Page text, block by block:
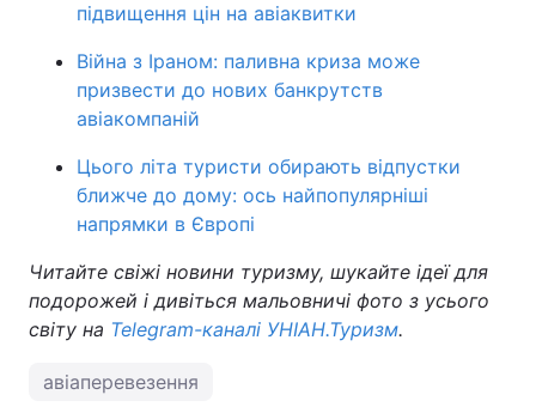
підвищення цін на авіаквитки
Війна з Іраном: паливна криза може
призвести до нових банкрутств
авіакомпаній
Цього літа туристи обирають відпустки
ближче до дому: ось найпопулярніші
напрямки в Європі
Читайте свіжі новини туризму, шукайте ідеї для
подорожей і дивіться мальовничі фото з усього
світу на Telegram-каналі УНІАН.Туризм.
авіаперевезення